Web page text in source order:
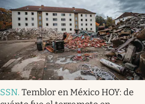
SSN.Temblor en México HOY: de